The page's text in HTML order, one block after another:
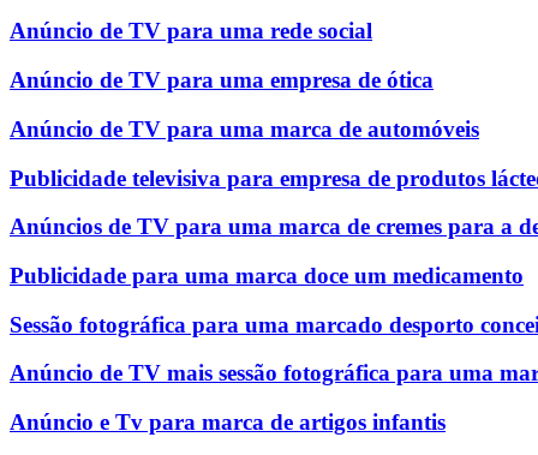
Anúncio de TV para uma rede social
Anúncio de TV para uma empresa de ótica
Anúncio de TV para uma marca de automóveis
Publicidade televisiva para empresa de produtos
Anúncios de TV para uma marca de cremes para a
Publicidade para uma marca doce um medicamento
Sessão fotográfica para uma marcado desporto
Anúncio de TV mais sessão fotográfica para uma
Anúncio e Tv para marca de artigos infantis